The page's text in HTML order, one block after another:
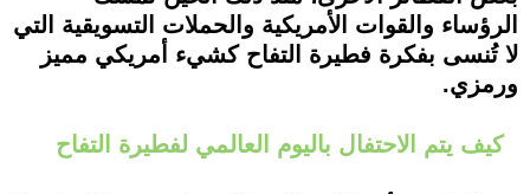
الرؤساء والقوات الأمريكية والحملات التسويقية التي
لا تُنسى بفكرة فطيرة التفاح كشيء أمريكي مميز
ورمزي.
كيف يتم الاحتفال باليوم العالمي لفطيرة التفاح